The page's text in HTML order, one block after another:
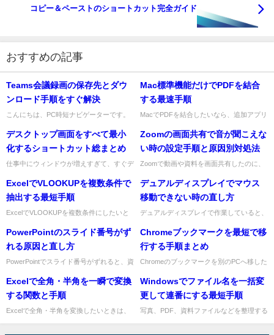
コピー＆ペーストのショートカット完全ガイド
おすすめの記事
Teams会議録画の保存先とダウ
ンロード手順をすぐ解決
こんにちは、PC時短ナビゲーターです。
こ？」「ダウンロードはどうやるの？」と
迷いやすいですよね。仕...
Mac標準機能だけでPDFを結合
する最速手順
MacでPDFを結合したいなら、追加アプリ
使えば、複数のPDFを1つにまとめられま
す。仕事中に急いで資...
デスクトップ画面をすべて最小
化するショートカット総まとめ
仕事中にウィンドウが増えすぎて、すぐデ
そんなときは、マウスで1つずつ最小化す
るよりショートカットを使う...
Zoomの画面共有で音が聞こえな
い時の設定手順と原因別対処法
Zoomで動画や資料を画面共有したのに、
焦りますよね。多くの場合は、画面共有を
始める前にコンピュータの...
ExcelでVLOOKUPを複数条件で
抽出する最短手順
ExcelでVLOOKUPを複数条件にしたいと
する方法がいちばん手早くて安定します。
仕事中に急いでいる...
デュアルディスプレイでマウス
移動できない時の直し方
デュアルディスプレイで作業していると、
で動かしても反対側に行かない、といった
トラブルがありますよね。仕...
PowerPointのスライド番号がず
れる原因と直し方
PowerPointでスライド番号がずれると、資
よね。特に途中で表紙を入れたり、非表示
スライドを使った...
Chromeブックマークを最短で移
行する手順まとめ
Chromeのブックマークを別のPCへ移した
方法が最速です。ログインできない環境や
一部だけ移したい...
Excelで全角・半角を一瞬で変換
する関数と手順
Excelで全角・半角を変換したいときは、
Windowsでファイル名を一括変
更して連番にする最短手順
写真、PDF、資料ファイルなどを整理する